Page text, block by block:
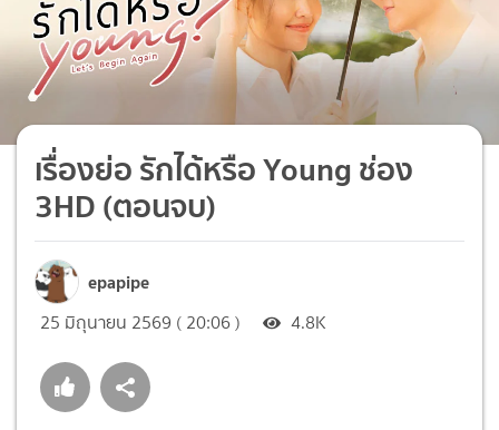
เรื่องย่อ รักได้หรือ Young ช่อง
3HD (ตอนจบ)
epapipe
25 มิถุนายน 2569 ( 20:06 ) 4.8K